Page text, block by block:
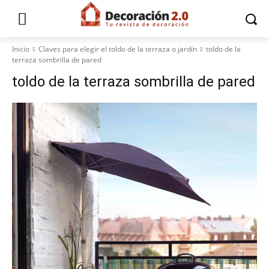
Inicio Claves para elegir el toldo de la terraza o jardín
toldo de la
terraza sombrilla de pared
toldo de la terraza sombrilla de pared